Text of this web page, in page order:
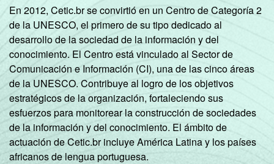
domésticos, relacionando-os a um sistema
de pontuação. A soma dos pontos
alcançados por domicílio é associada a uma
classe socioeconômica específica (A, B, C, D,
E).
Nesta categoria estão contabilizados os
estudantes, aposentados e as donas de
casa.
Fonte: NIC.br - set/nov 2010
En 2012, Cetic.br se convirtió en un Centro de Categoría 2
de la UNESCO, el primero de su tipo dedicado al
desarrollo de la sociedad de la información y del
conocimiento. El Centro está vinculado al Sector de
Comunicación e Información (CI), una de las cinco áreas
de la UNESCO. Contribuye al logro de los objetivos
estratégicos de la organización, fortaleciendo sus
esfuerzos para monitorear la construcción de sociedades
de la información y del conocimiento. El ámbito de
actuación de Cetic.br incluye América Latina y los países
africanos de lengua portuguesa.